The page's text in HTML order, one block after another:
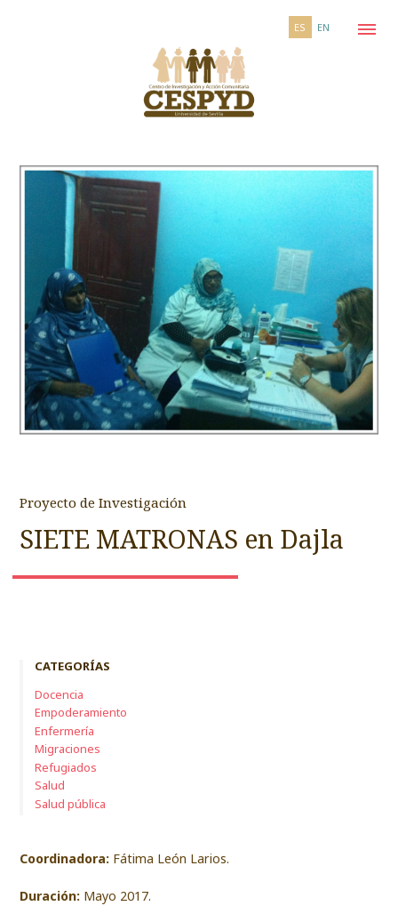
ES EN
Proyecto de Investigación
SIETE MATRONAS en Dajla
CATEGORÍAS
Docencia
Empoderamiento
Enfermería
Migraciones
Refugiados
Salud
Salud pública
Coordinadora: Fátima León Larios.
Duración: Mayo 2017.